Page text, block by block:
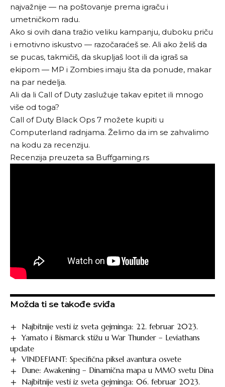
najvažnije — na poštovanje prema igraču i
umetničkom radu.
Ako si ovih dana tražio veliku kampanju, duboku priču
i emotivno iskustvo — razočaraćeš se. Ali ako želiš da
se pucas, takmičiš, da skupljaš loot ili da igraš sa
ekipom — MP i Zombies imaju šta da ponude, makar
na par nedelja.
Ali da li Call of Duty zaslužuje takav epitet ili mnogo
više od toga?
Call of Duty Black Ops 7 možete kupiti u
Computerland radnjama. Želimo da im se zahvalimo
na kodu za recenziju.
Recenzija preuzeta sa Buffgaming.rs
Možda ti se takođe sviđa
Najbitnije vesti iz sveta gejminga: 22. februar 2023.
Yamato i Bismarck stižu u War Thunder – Leviathans
update
VINDEFIANT: Specifična piksel avantura osvete
Dune: Awakening – Dinamična mapa u MMO svetu Dina
Najbitnije vesti iz sveta gejminga: 06. februar 2023.